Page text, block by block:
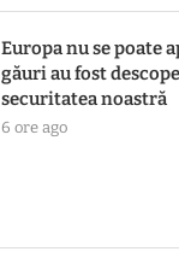
Europa nu se poate
găuri au fost
securitatea noastră
6 ore ago